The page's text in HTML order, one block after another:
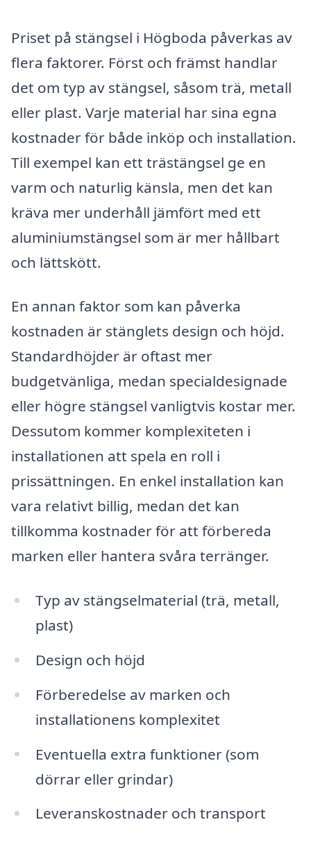
Priset på stängsel i Högboda påverkas av
flera faktorer. Först och främst handlar
det om typ av stängsel, såsom trä, metall
eller plast. Varje material har sina egna
kostnader för både inköp och installation.
Till exempel kan ett trästängsel ge en
varm och naturlig känsla, men det kan
kräva mer underhåll jämfört med ett
aluminiumstängsel som är mer hållbart
och lättskött.
En annan faktor som kan påverka
kostnaden är stänglets design och höjd.
Standardhöjder är oftast mer
budgetvänliga, medan specialdesignade
eller högre stängsel vanligtvis kostar mer.
Dessutom kommer komplexiteten i
installationen att spela en roll i
prissättningen. En enkel installation kan
vara relativt billig, medan det kan
tillkomma kostnader för att förbereda
marken eller hantera svåra terränger.
Typ av stängselmaterial (trä, metall,
plast)
Design och höjd
Förberedelse av marken och
installationens komplexitet
Eventuella extra funktioner (som
dörrar eller grindar)
Leveranskostnader och transport